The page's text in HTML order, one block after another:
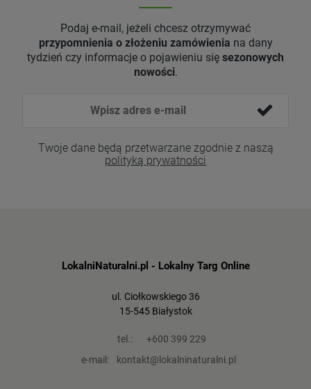
Podaj e-mail, jeżeli chcesz otrzymywać
przypomnienia o złożeniu zamówienia na dany
tydzień czy informacje o pojawieniu się sezonowych
nowości.
Twoje dane będą przetwarzane zgodnie z naszą
polityką prywatności
LokalniNaturalni.pl - Lokalny Targ Online
ul. Ciołkowskiego 36
15-545 Białystok
tel.:
+600 399 229
e-mail:
kontakt@lokalninaturalni.pl